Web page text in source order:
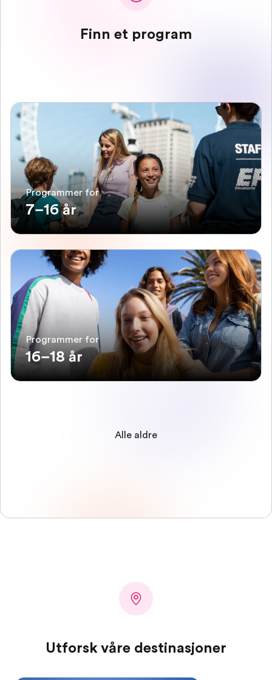
Finn et program
Programmer for
7–16 år
Programmer for
16–18 år
Alle aldre
Utforsk våre destinasjoner